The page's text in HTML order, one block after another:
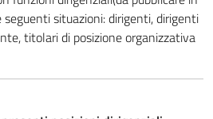
situazioni: dirigenti, dirigenti
titolari di posizione organizzativa